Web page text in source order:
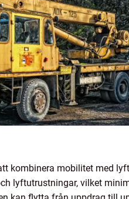
kombinera mobilitet med
lyftutrustningar, vilket